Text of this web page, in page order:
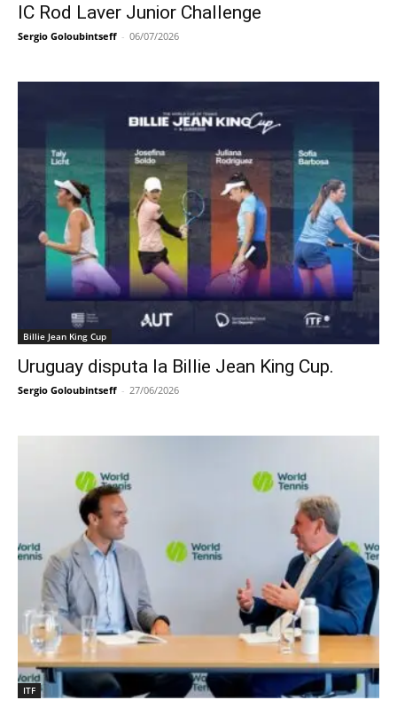
IC Rod Laver Junior Challenge
Sergio Goloubintseff - 06/07/2026
Billie Jean King Cup
Uruguay disputa la Billie Jean King Cup.
Sergio Goloubintseff - 27/06/2026
ITF